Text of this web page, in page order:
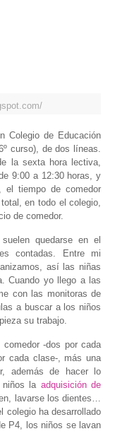
Colegio de Educación
curso), de dos líneas.
la sexta hora lectiva,
9:00 a 12:30 horas, y
tiempo de comedor
en todo el colegio,
de comedor.
quedarse en el
contadas. Entre mi
así las niñas
Cuando yo llego a las
con las monitoras de
a buscar a los niños
su trabajo.
comedor -dos por cada
cada clase-, más una
además de hacer lo
niños la adquisición de
lavarse los dientes…
colegio ha desarrollado
P4, los niños se lavan